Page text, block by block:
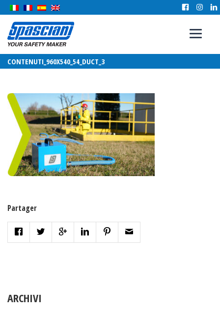
CONTENUTI_960X540_54_DUCT_3
Partager
ARCHIVI